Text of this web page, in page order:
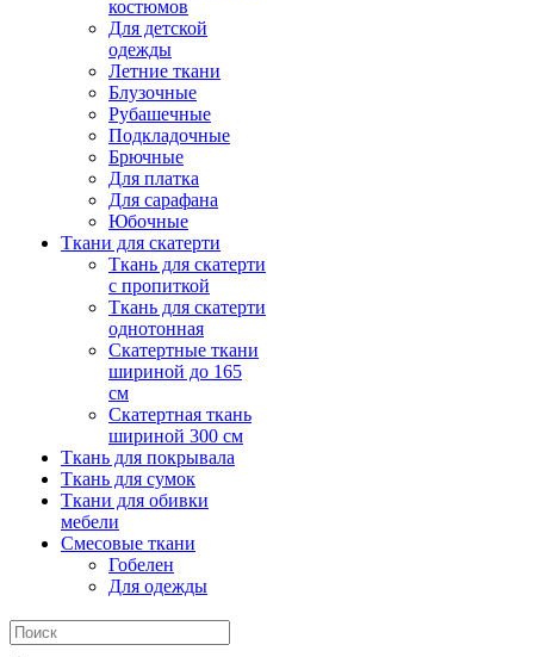
костюмов
Для детской
одежды
Летние ткани
Блузочные
Рубашечные
Подкладочные
Брючные
Для платка
Для сарафана
Юбочные
Ткани для скатерти
Ткань для скатерти
с пропиткой
Ткань для скатерти
однотонная
Скатертные ткани
шириной до 165
см
Скатертная ткань
шириной 300 см
Ткань для покрывала
Ткань для сумок
Ткани для обивки
мебели
Смесовые ткани
Гобелен
Для одежды